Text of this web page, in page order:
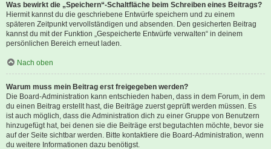
Was bewirkt die „Speichern“-Schaltfläche beim Schreiben eines Beitrags?
Hiermit kannst du die geschriebene Entwürfe speichern und zu einem
späteren Zeitpunkt vervollständigen und absenden. Den gesicherten Beitrag
kannst du mit der Funktion „Gespeicherte Entwürfe verwalten“ in deinem
persönlichen Bereich erneut laden.
Nach oben
Warum muss mein Beitrag erst freigegeben werden?
Die Board-Administration kann entschieden haben, dass in dem Forum, in dem
du einen Beitrag erstellt hast, die Beiträge zuerst geprüft werden müssen. Es
ist auch möglich, dass die Administration dich zu einer Gruppe von Benutzern
hinzugefügt hat, bei denen sie die Beiträge erst begutachten möchte, bevor sie
auf der Seite sichtbar werden. Bitte kontaktiere die Board-Administration, wenn
du weitere Informationen dazu benötigst.